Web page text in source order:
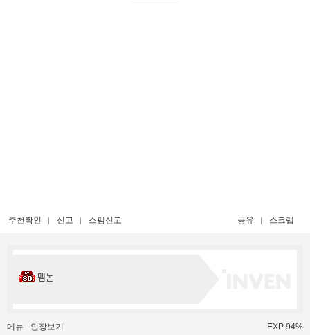
추천확인 신고 스팸신고 공유 스크랩
멤논
메뉴 인장보기 EXP 94%